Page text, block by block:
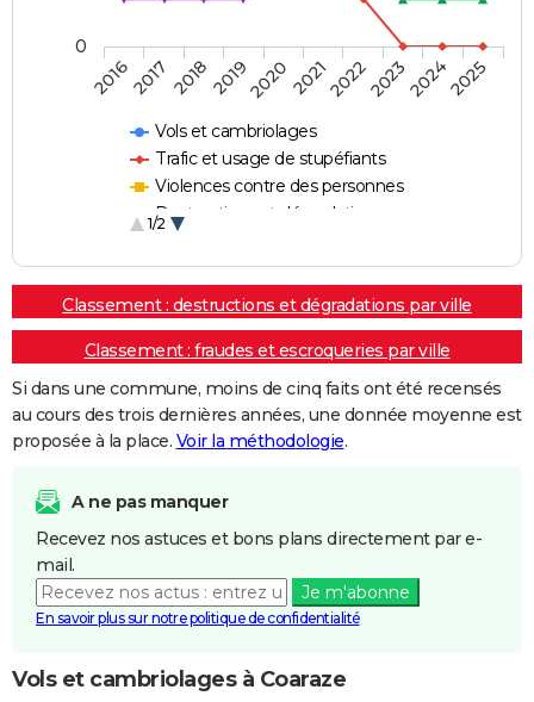
Vols et cambriolages
Trafic et usage de stupéfiants
Violences contre des personnes
Destructions et dégradations
1/2
20162017 20182019202020212022202320242025
0
Classement : destructions et dégradations par ville
Classement : fraudes et escroqueries par ville
Si dans une commune, moins de cinq faits ont été recensés
au cours des trois dernières années, une donnée moyenne est
proposée à la place. Voir la méthodologie.
A ne pas manquer
Recevez nos astuces et bons plans directement par e-
mail.
Je m'abonne
En savoir plus sur notre politique de confidentialité
Vols et cambriolages à Coaraze